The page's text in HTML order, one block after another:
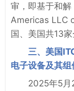
审，即基于和
Americas LLC
国、美国共13家
三、美国
电子设备及其
2025年5月